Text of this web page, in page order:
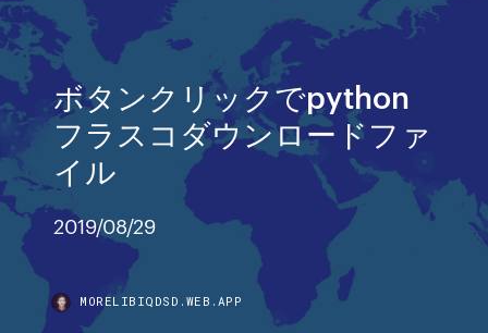
ボタンクリックでpython
フラスコダウンロードファ
イル
2019/08/29
MORELIBIQDSD.WEB.APP